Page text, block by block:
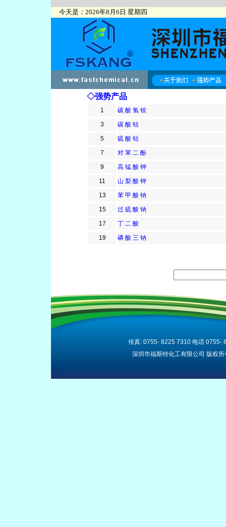
今天是：2026年8月6日 星期四
◇强势产品
1
碳 酸 氢 铵
3
碳 酸 钴
5
硫 酸 钴
7
对 苯 二 酚
9
高 锰 酸 钾
11
山 梨 酸 钾
13
苯 甲 酸 钠
15
过 硫 酸 钠
17
丁 二 酸
19
磷 酸 三 钠
传真: 0755- 8225 7310 电话 0755-
深圳市福斯特化工有限公司 版权